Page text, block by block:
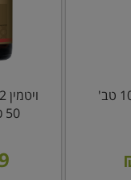
קל-מג+ בורון 100 טב'
50 כמוסות סולגאר